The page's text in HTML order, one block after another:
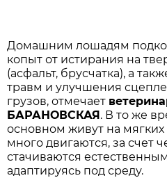
Домашним лошадям
копыт от истирания на
(асфальт, брусчатка), а
травм и улучшения
грузов, отмечает
БАРАНОВСКАЯ. В то же
основном живут на
много двигаются, за счет
стачиваются
адаптируясь под среду.